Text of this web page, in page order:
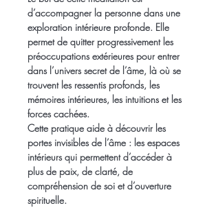
d’accompagner la personne dans une
exploration intérieure profonde. Elle
permet de quitter progressivement les
préoccupations extérieures pour entrer
dans l’univers secret de l’âme, là où se
trouvent les ressentis profonds, les
mémoires intérieures, les intuitions et les
forces cachées.
Cette pratique aide à découvrir les
portes invisibles de l’âme : les espaces
intérieurs qui permettent d’accéder à
plus de paix, de clarté, de
compréhension de soi et d’ouverture
spirituelle.